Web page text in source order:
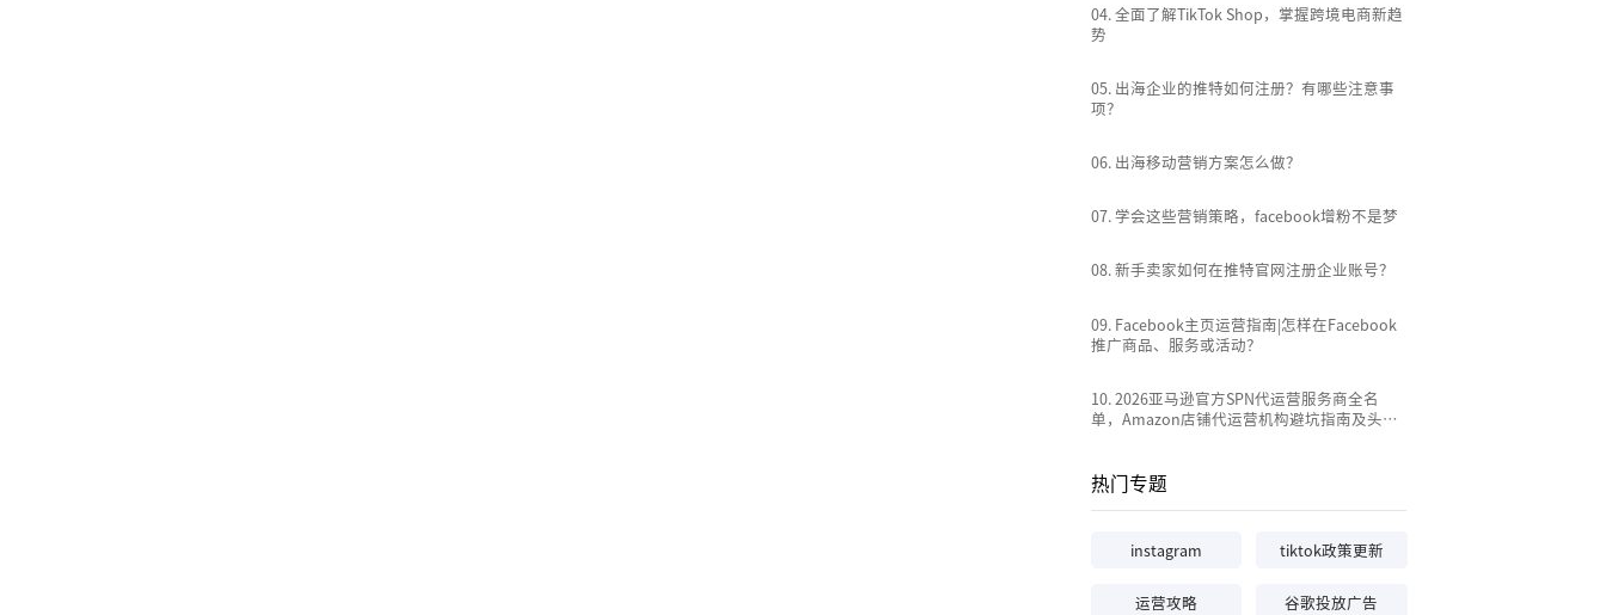
04.全面了解TikTok Shop，掌握跨境电商新趋
势
05. 出海企业的推特如何注册？有哪些注意事
项？
06. 出海移动营销方案怎么做？
07.学会这些营销策略，facebook增粉不是梦
08.新手卖家如何在推特官网注册企业账号？
09. Facebook主页运营指南|怎样在Facebook
推广商品、服务或活动？
10.2026亚马逊官方SPN代运营服务商全名
单，Amazon店铺代运营机构避坑指南及头部
热门专题
instagram tiktok政策更新
运营攻略 谷歌投放广告